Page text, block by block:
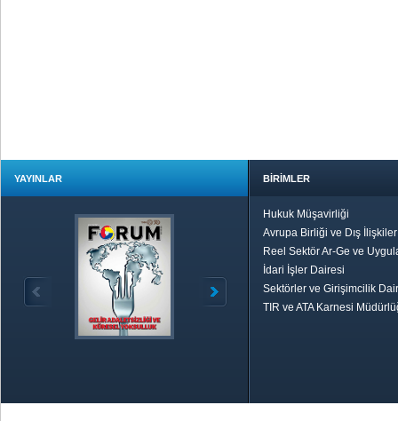
YAYINLAR BİRİMLER
Hukuk Müşavirliği
Avrupa Birliği ve Dış
Reel Sektör Ar-Ge ve
İdari İşler Dairesi
Sektörler ve Girişimcilik
TIR ve ATA Karnesi